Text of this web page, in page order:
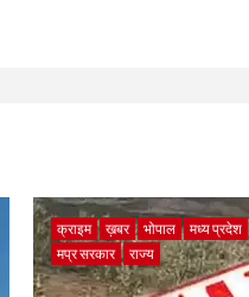
क्राइम ख़बर भोपाल
मध्य प्रदेश
मप्र सरकार
राज्य